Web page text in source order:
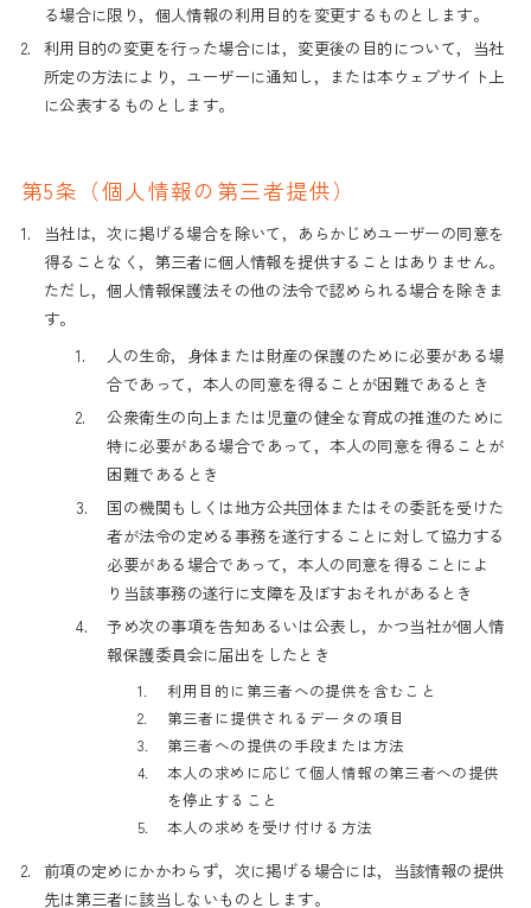
る場合に限り，個人情報の利用目的を変更するものとします。
2. 利用目的の変更を行った場合には，変更後の目的について，当社
所定の方法により，ユーザーに通知し，または本ウェブサイト上
に公表するものとします。
第5条（個人情報の第三者提供）
1.
当社は，次に掲げる場合を除いて，あらかじめユーザーの同意を
得ることなく，第三者に個人情報を提供することはありません。
ただし，個人情報保護法その他の法令で認められる場合を除きま
す。
1.
人の生命，身体または財産の保護のために必要がある場
合であって，本人の同意を得ることが困難であるとき
2.
公衆衛生の向上または児童の健全な育成の推進のために
特に必要がある場合であって，本人の同意を得ることが
困難であるとき
3.
国の機関もしくは地方公共団体またはその委託を受けた
者が法令の定める事務を遂行することに対して協力する
必要がある場合であって，本人の同意を得ることによ
り当該事務の遂行に支障を及ぼすおそれがあるとき
4.
予め次の事項を告知あるいは公表し，かつ当社が個人情
報保護委員会に届出をしたとき
1.
利用目的に第三者への提供を含むこと
2.
第三者に提供されるデータの項目
3.
第三者への提供の手段または方法
4.
本人の求めに応じて個人情報の第三者への提供
を停止すること
5.
本人の求めを受け付ける方法
2. 前項の定めにかかわらず，次に掲げる場合には，当該情報の提供
先は第三者に該当しないものとします。